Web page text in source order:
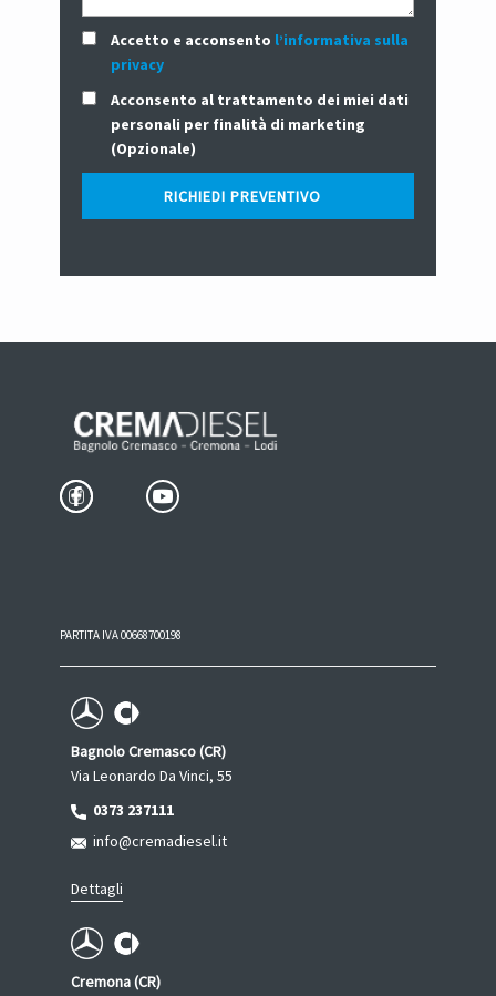
Accetto e acconsento l’informativa sulla
privacy
Acconsento al trattamento dei miei dati
personali per finalità di marketing
(Opzionale)
RICHIEDI PREVENTIVO
PARTITA IVA 00668700198
Bagnolo Cremasco (CR)
Via Leonardo Da Vinci, 55
0373 237111
info@cremadiesel.it
Dettagli
Cremona (CR)